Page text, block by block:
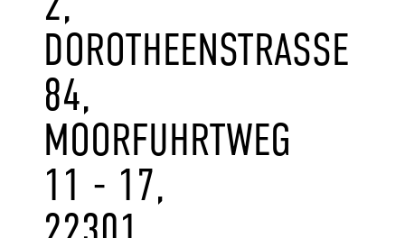
OROTHEENSTRASSE 84
, MO
ORFUHRTWEG 11
- 17, 22